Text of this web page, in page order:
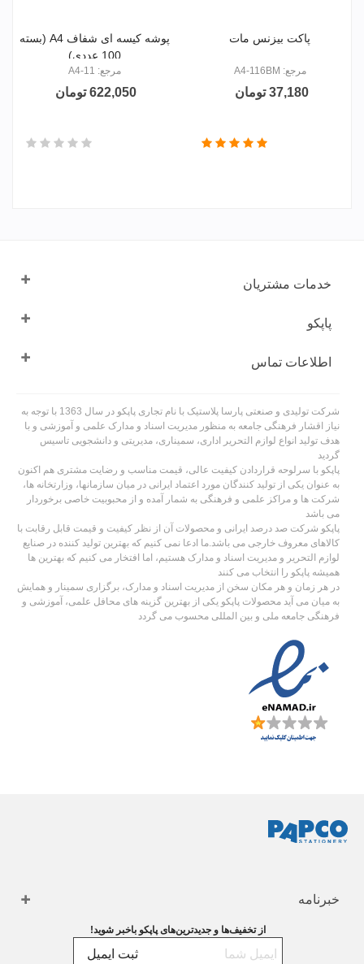
پاکت بیزنس مات
مرجع: A4-116BM
37,180 تومان
پوشه کیسه ای شفاف A4 (بسته
100 عددی)
مرجع: 11-A4
622,050 تومان
خدمات مشتریان
پاپکو
اطلاعات تماس
شرکت تولیدی و صنعتی پارسا پلاستیک با نام تجاری پاپکو در سال 1363 با توجه به
نیاز اقشار فرهنگی جامعه به منظور مدیریت اسناد و مدارک علمی و آموزشی و با
هدف تولید انواع لوازم التحریر اداری، سمیناری، مدیریتی و دانشجویی تاسیس
گردید
پاپکو با سرلوحه قراردادن کیفیت عالی، قیمت مناسب و رضایت مشتری هم اکنون
به عنوان یکی از تولید کنندگان مورد اعتماد ایرانی در میان سازمانها، وزارتخانه ها،
شرکت ها و مراکز علمی و فرهنگی به شمار آمده و از محبوبیت خاصی برخوردار
می باشد
پاپکو شرکت صد درصد ایرانی و محصولات آن از نظر کیفیت و قیمت قابل رقابت با
کالاهای معروف خارجی می باشد.ما ادعا نمی کنیم که بهترین تولید کننده در صنایع
لوازم التحریر و مدیریت اسناد و مدارک هستیم، اما افتخار می کنیم که بهترین ها
همیشه پاپکو را انتخاب می کنند
در هر زمان و هر مکان سخن از مدیریت اسناد و مدارک، برگزاری سمینار و همایش
به میان می آید محصولات پاپکو یکی از بهترین گزینه های محافل علمی، آموزشی و
فرهنگی جامعه ملی و بین المللی محسوب می گردد
خبرنامه
از تخفیف‌ها و جدیدترین‌های پاپکو باخبر شوید!
ثبت ایمیل